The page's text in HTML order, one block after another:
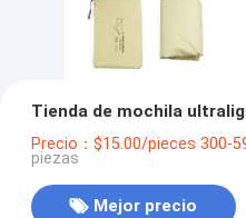
Tienda de mochila
Precio：$15.00/pieces 300-
piezas
Mejor precio